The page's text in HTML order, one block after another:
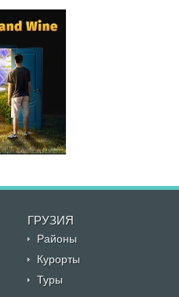
ГРУЗИЯ
Районы
Курорты
Туры